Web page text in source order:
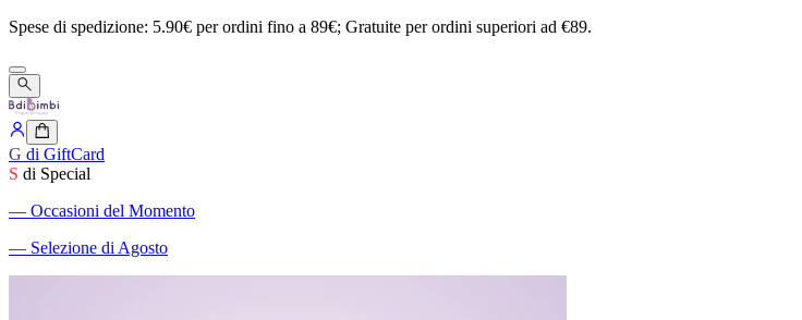
Spese di spedizione: 5.90€ perordini fino a 89€; Gratuite perordini superiori ad €89.
G di GiftCard
S di Special
― Occasioni del Momento
― Selezione di Agosto